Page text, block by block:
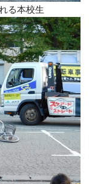
る本校生